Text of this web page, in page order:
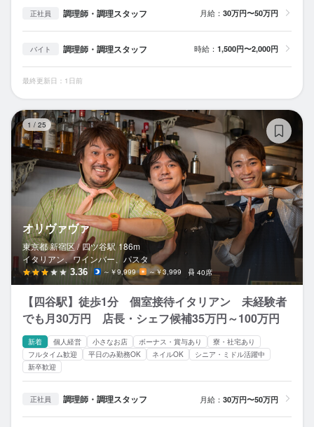
正社員 調理師・調理スタッフ 月給： 30万円〜50万円
バイト 調理師・調理スタッフ 時給： 1,500円〜2,000円
最終更新日：1日前
1 / 25
オリヴァヴァ
東京都 新宿区 / 四ツ谷駅 186m
イタリアン、ワインバー、パスタ
3.36 ～￥9,999 ～￥3,999 40席
【四谷駅】徒歩1分 個室接待イタリアン 未経験者
でも月30万円 店長・シェフ候補35万円～100万円
新着 個人経営 小さなお店 ボーナス・賞与あり
寮・社宅あり
フルタイム歓迎
平日のみ勤務OK ネイルOK
シニア・ミドル活躍中
新卒歓迎
正社員 調理師・調理スタッフ 月給： 30万円〜50万円